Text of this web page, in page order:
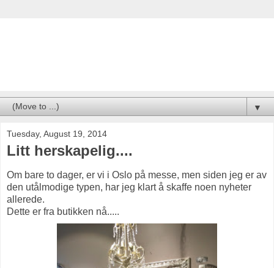
▼
Tuesday, August 19, 2014
Litt herskapelig....
Om bare to dager, er vi i Oslo på messe, men siden jeg er av
den utålmodige typen, har jeg klart å skaffe noen nyheter
allerede.
Dette er fra butikken nå.....